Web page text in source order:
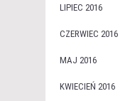
LIPIEC 2016
CZERWIEC 2016
MAJ 2016
KWIECIEŃ 2016